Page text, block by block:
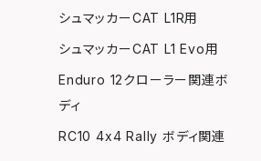
シュマッカーCAT L1R用
シュマッカーCAT L1 Evo用
Enduro 12クローラー関連ボ
ディ
RC10 4x4 Rally ボディ関連